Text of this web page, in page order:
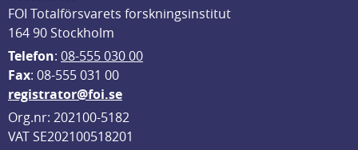
FOI Totalförsvarets forskningsinstitut
164 90 Stockholm
Telefon: 08-555 030 00
Fax: 08-555 031 00
registrator@foi.se
Org.nr: 202100-5182
VAT SE202100518201